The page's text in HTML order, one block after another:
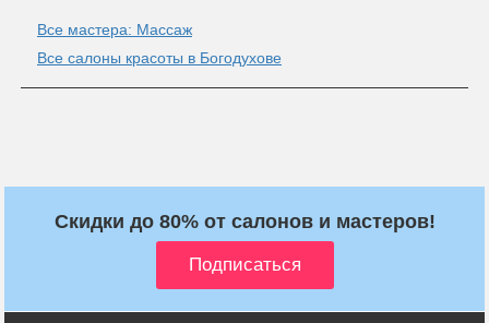
Все мастера: Массаж
Все салоны красоты в Богодухове
Скидки до 80% от салонов и мастеров!